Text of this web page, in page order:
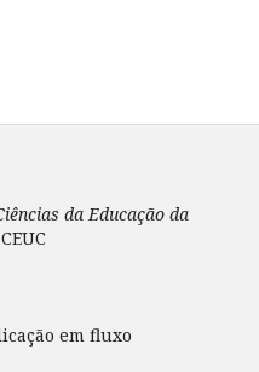
da Educação da
em fluxo